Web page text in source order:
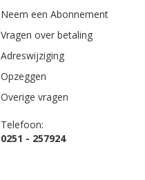
Neem een Abonnement
Vragen over betaling
Adreswijziging
Opzeggen
Overige vragen
Telefoon:
0251 - 257924